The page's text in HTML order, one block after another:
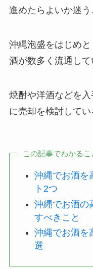
進めたらよいか迷う
沖縄泡盛をはじめ
酒が数多く流通して
焼酎や洋酒などを
に売却を検討してい
この記事でわかるこ
沖縄でお酒を
ト2つ
沖縄でお酒の
すべきこと
沖縄でお酒を
選